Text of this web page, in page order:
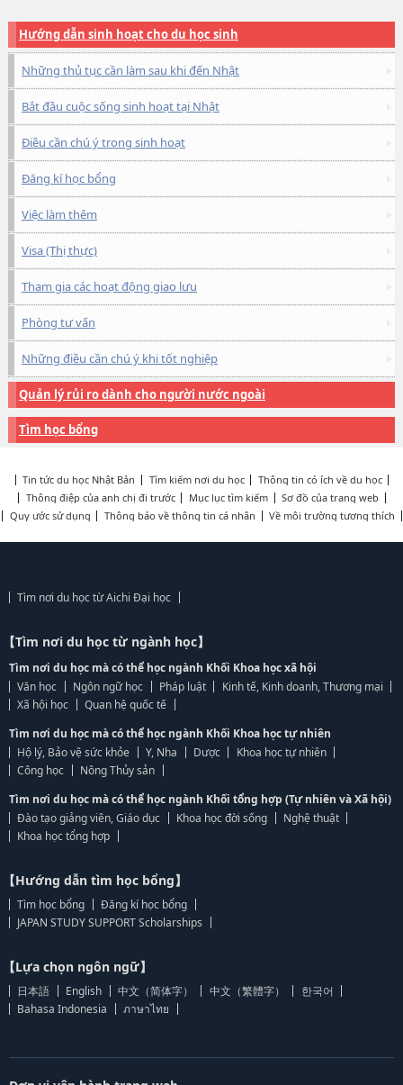
Hướng dẫn sinh hoạt cho du học sinh
Những thủ tục cần làm sau khi đến Nhật
Bắt đầu cuộc sống sinh hoạt tại Nhật
Điều cần chú ý trong sinh hoạt
Đăng kí học bổng
Việc làm thêm
Visa (Thị thực)
Tham gia các hoạt động giao lưu
Phòng tư vấn
Những điều cần chú ý khi tốt nghiệp
Quản lý rủi ro dành cho người nước ngoài
Tìm học bổng
Tin tức du học Nhật Bản Tìm kiếm nơi du học
Thông tin có ích về du học
Thông điệp của anh chị đi trước
Mục lục tìm kiếm
Sơ đồ của trang web
Quy ước sử dụng
Thông báo về thông tin cá nhân Về môi trường tương thích
Tìm nơi du học từ Aichi Đại học
【Tìm nơi du học từ ngành học】
Tìm nơi du học mà có thể học ngành Khối Khoa học xã hội
Văn học
Ngôn ngữ học Pháp luật
Kinh tế, Kinh doanh, Thương mại
Xã hội học
Quan hệ quốc tế
Tìm nơi du học mà có thể học ngành Khối Khoa học tự nhiên
Hộ lý, Bảo vệ sức khỏe
Y, Nha Dược
Khoa học tự nhiên
Công học
Nông Thủy sản
Tìm nơi du học mà có thể học ngành Khối tổng hợp (Tự nhiên và Xã hội)
Đào tạo giảng viên, Giáo dục
Khoa học đời sống
Nghệ thuật
Khoa học tổng hợp
【Hướng dẫn tìm học bổng】
Tìm học bổng
Đăng kí học bổng
JAPAN STUDY SUPPORT Scholarships
【Lựa chọn ngôn ngữ】
日本語 English 中文（简体字） 中文（繁體字）
한국어
Bahasa Indonesia
ภาษาไทย